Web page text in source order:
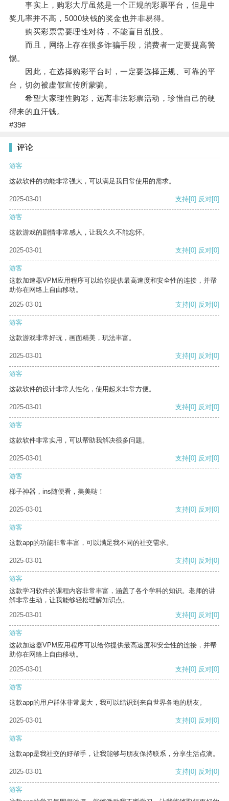
事实上，购彩大厅虽然是一个正规的彩票平台，但是中
奖几率并不高，5000块钱的奖金也并非易得。
购买彩票需要理性对待，不能盲目乱投。
而且，网络上存在很多诈骗手段，消费者一定要提高警
惕。
因此，在选择购彩平台时，一定要选择正规、可靠的平
台，切勿被虚假宣传所蒙骗。
希望大家理性购彩，远离非法彩票活动，珍惜自己的硬
得来的血汗钱。
#39#
评论
游客
这款软件的功能非常强大，可以满足我日常使用的需求。
2025-03-01 支持[0] 反对[0]
游客
这款游戏的剧情非常感人，让我久久不能忘怀。
2025-03-01 支持[0] 反对[0]
游客
这款加速器VPM应用程序可以给你提供最高速度和安全性的连接，并帮
助你在网络上自由移动。
2025-03-01
支持[0] 反对[0]
游客
这款游戏非常好玩，画面精美，玩法丰富。
2025-03-01 支持[0] 反对[0]
游客
这款软件的设计非常人性化，使用起来非常方便。
2025-03-01 支持[0] 反对[0]
游客
这款软件非常实用，可以帮助我解决很多问题。
2025-03-01 支持[0] 反对[0]
游客
梯子神器，ins随便看，美美哒！
2025-03-01 支持[0] 反对[0]
游客
这款app的功能非常丰富，可以满足我不同的社交需求。
2025-03-01 支持[0] 反对[0]
游客
这款学习软件的课程内容非常丰富，涵盖了各个学科的知识。老师的讲
解非常生动，让我能够轻松理解知识点。
2025-03-01
支持[0] 反对[0]
游客
这款加速器VPM应用程序可以给你提供最高速度和安全性的连接，并帮
助你在网络上自由移动。
2025-03-01
支持[0] 反对[0]
游客
这款app的用户群体非常庞大，我可以结识到来自世界各地的朋友。
2025-03-01 支持[0] 反对[0]
游客
这款app是我社交的好帮手，让我能够与朋友保持联系，分享生活点滴。
2025-03-01 支持[0] 反对[0]
游客